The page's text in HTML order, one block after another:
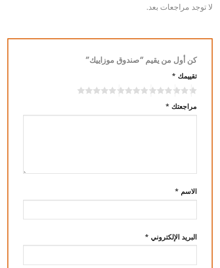
لا توجد مراجعات بعد.
كن أول من يقيم “صندوق موزاييك”
تقييمك *
مراجعتك *
الاسم *
البريد الإلكتروني *